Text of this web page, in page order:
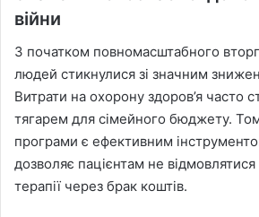
війни
З початком повномасштабного
людей стикнулися зі значним
Витрати на охорону здоров’я часто
тягарем для сімейного бюджету.
програми є ефективним
дозволяє пацієнтам не відмовлятися
терапії через брак коштів.